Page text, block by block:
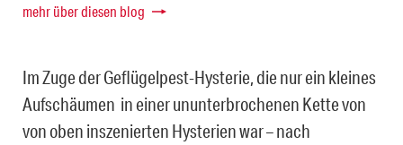
mehr über diesen blog
Im Zuge der Geflügelpest-Hysterie, die nur ein kleines
Aufschäumen in einer ununterbrochenen Kette von
von oben inszenierten Hysterien war – nach